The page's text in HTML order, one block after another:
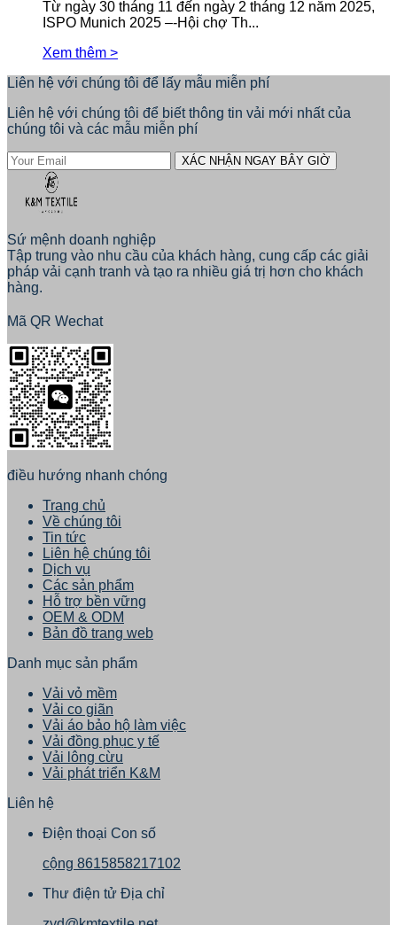
Từ ngày 30 tháng 11 đến ngày 2 tháng 12 năm 2025,
ISPO Munich 2025 –-Hội chợ Th...
Xem thêm >
Liên hệ với chúng tôi để lấy mẫu miễn phí
Liên hệ với chúng tôi để biết thông tin vải mới nhất của
chúng tôi và các mẫu miễn phí
XÁC NHẬN NGAY BÂY GIỜ
Sứ mệnh doanh nghiệp
Tập trung vào nhu cầu của khách hàng, cung cấp các giải
pháp vải cạnh tranh và tạo ra nhiều giá trị hơn cho khách
hàng.
Mã QR Wechat
điều hướng nhanh chóng
Trang chủ
Về chúng tôi
Tin tức
Liên hệ chúng tôi
Dịch vụ
Các sản phẩm
Hỗ trợ bền vững
OEM & ODM
Bản đồ trang web
Danh mục sản phẩm
Vải vỏ mềm
Vải co giãn
Vải áo bảo hộ làm việc
Vải đồng phục y tế
Vải lông cừu
Vải phát triển K&M
Liên hệ
Điện thoại Con số
cộng 8615858217102
Thư điện tử Địa chỉ